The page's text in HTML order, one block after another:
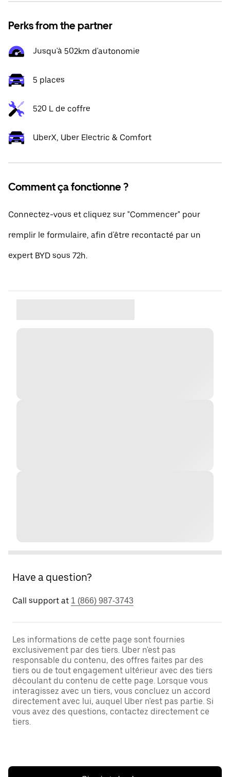
Perks from the partner
Jusqu'à 502km d'autonomie
5 places
520 L de coffre
UberX, Uber Electric & Comfort
Comment ça fonctionne ?
Connectez-vous et cliquez sur "Commencer" pour
remplir le formulaire, afin d'être recontacté par un
expert BYD sous 72h.
Have a question?
Call support at 1 (866) 987-3743
Les informations de cette page sont fournies
exclusivement par des tiers. Uber n'est pas
responsable du contenu, des offres faites par des
tiers ou de tout engagement ultérieur avec des tiers
découlant du contenu de cette page. Lorsque vous
interagissez avec un tiers, vous concluez un accord
directement avec lui, auquel Uber n'est pas partie. Si
vous avez des questions, contactez directement ce
tiers.